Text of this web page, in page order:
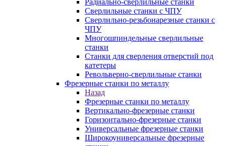
Радиально-сверлильные станки
Сверлильные станки с ЧПУ
Сверлильно-резьбонарезные станки с
ЧПУ
Многошпиндельные сверлильные
станки
Станки для сверления отверстий под
катетеры
Револьверно-сверлильные станки
Фрезерные станки по металлу
Назад
Фрезерные станки по металлу
Вертикально-фрезерные станки
Горизонтально-фрезерные станки
Универсальные фрезерные станки
Широкоуниверсальные фрезерные